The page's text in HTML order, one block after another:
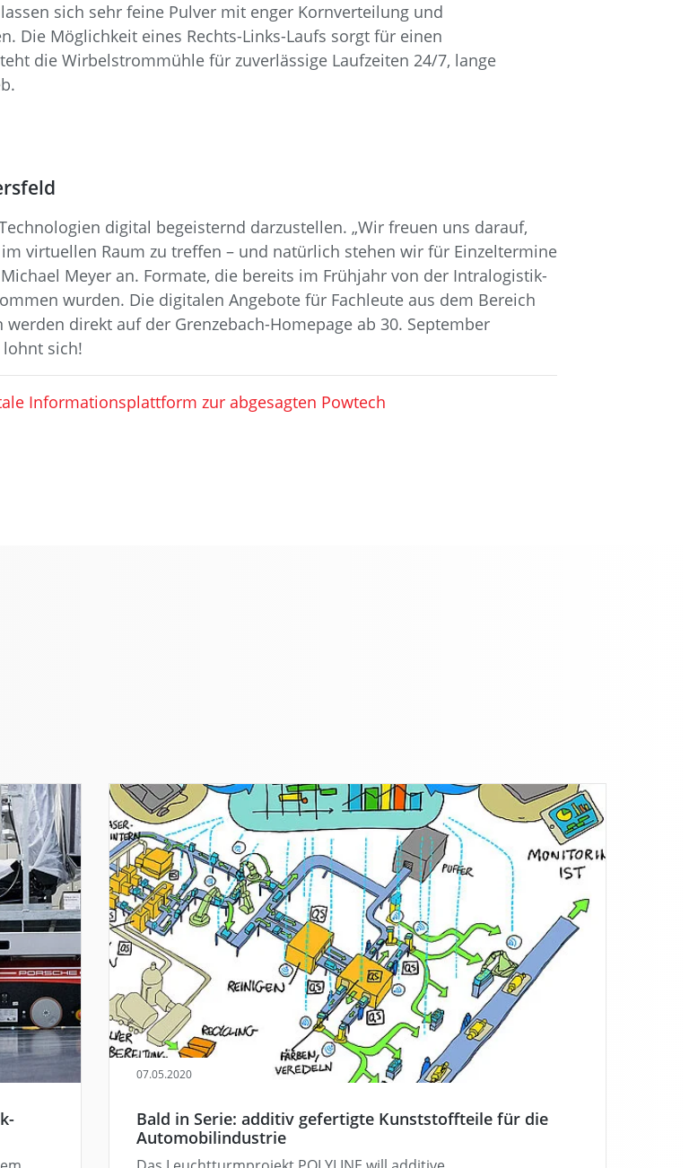
sich sehr feine Pulver mit enger Kornverteilung und
Die Möglichkeit eines Rechts-Links-Laufs sorgt für einen
die Wirbelstrommühle für zuverlässige Laufzeiten 24/7, lange
digital begeisternd darzustellen. „Wir freuen uns darauf,
virtuellen Raum zu treffen – und natürlich stehen wir für Einzeltermine
Meyer an. Formate, die bereits im Frühjahr von der Intralogistik-
wurden. Die digitalen Angebote für Fachleute aus dem Bereich
direkt auf der Grenzebach-Homepage ab 30. September
sich!
Informationsplattform zur abgesagten Powtech
07.05.2020
Bald in Serie: additiv gefertigte Kunststoffteile für die
Automobilindustrie